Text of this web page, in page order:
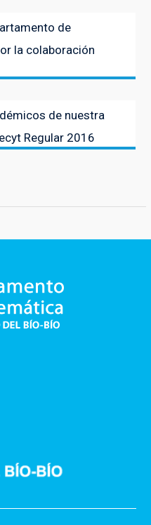
de
la colaboración
de nuestra
Regular 2016